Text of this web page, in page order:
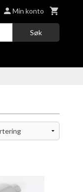
Min konto
Søk